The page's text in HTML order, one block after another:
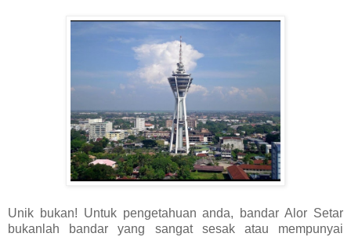
Unik bukan! Untuk pengetahuan anda, bandar Alor Setar
bukanlah bandar yang sangat sesak atau mempunyai